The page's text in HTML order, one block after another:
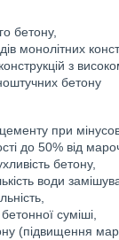
бетону,
монолітних
з
бетону
при
до 50% від
бетону,
води
суміші,
(підвищення